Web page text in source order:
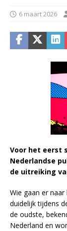
6 maart 2026
Voor het eerst
Nederlandse
de uitreiking
Wie gaan er
duidelijk tijdens
de oudste,
Nederland en